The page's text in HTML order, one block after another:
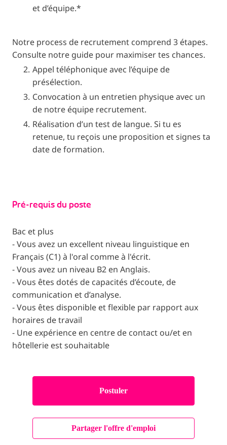
et d’équipe.*
Notre process de recrutement comprend 3 étapes.
Consulte notre guide pour maximiser tes chances.
Appel téléphonique avec l’équipe de
présélection.
Convocation à un entretien physique avec un
de notre équipe recrutement.
Réalisation d’un test de langue. Si tu es
retenue, tu reçois une proposition et signes ta
date de formation.
Pré-requis du poste
Bac et plus
- Vous avez un excellent niveau linguistique en
Français (C1) à l'oral comme à l'écrit.
- Vous avez un niveau B2 en Anglais.
- Vous êtes dotés de capacités d’écoute, de
communication et d’analyse.
- Vous êtes disponible et flexible par rapport aux
horaires de travail
- Une expérience en centre de contact ou/et en
hôtellerie est souhaitable
Postuler
Partager l'offre d'emploi